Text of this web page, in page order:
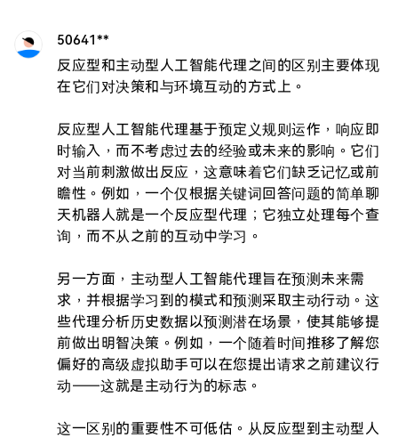
50641**
反应型和主动型人工智能代理之间的区别主要体现
在它们对决策和与环境互动的方式上。
反应型人工智能代理基于预定义规则运作，响应即
时输入，而不考虑过去的经验或未来的影响。它们
对当前刺激做出反应，这意味着它们缺乏记忆或前
瞻性。例如，一个仅根据关键词回答问题的简单聊
天机器人就是一个反应型代理；它独立处理每个查
询，而不从之前的互动中学习。
另一方面，主动型人工智能代理旨在预测未来需
求，并根据学习到的模式和预测采取主动行动。这
些代理分析历史数据以预测潜在场景，使其能够提
前做出明智决策。例如，一个随着时间推移了解您
偏好的高级虚拟助手可以在您提出请求之前建议行
动——这就是主动行为的标志。
这一区别的重要性不可低估。从反应型到主动型人